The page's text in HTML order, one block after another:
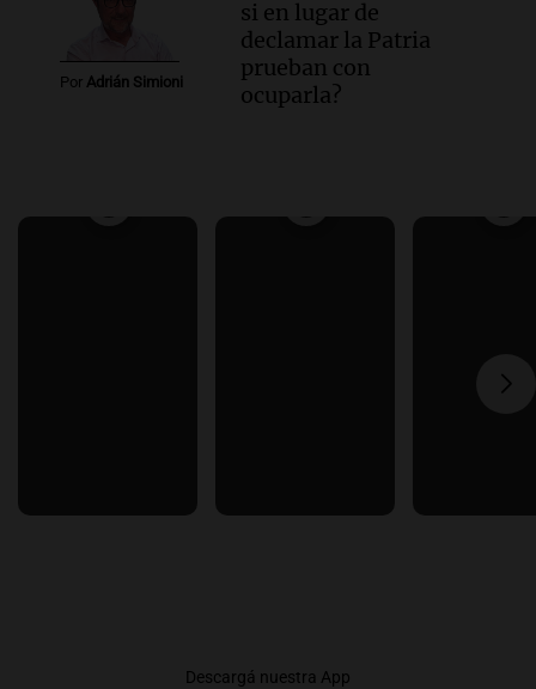
Por Adrián Simioni
si en lugar de
declamar la Patria
prueban con
ocuparla?
Descargá nuestra App